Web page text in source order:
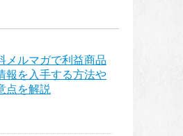
メルマガで利益商品
報を入手する方法や
点を解説